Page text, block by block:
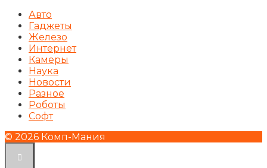
Авто
Гаджеты
Железо
Интернет
Камеры
Наука
Новости
Разное
Роботы
Софт
© 2026 Комп-Мания